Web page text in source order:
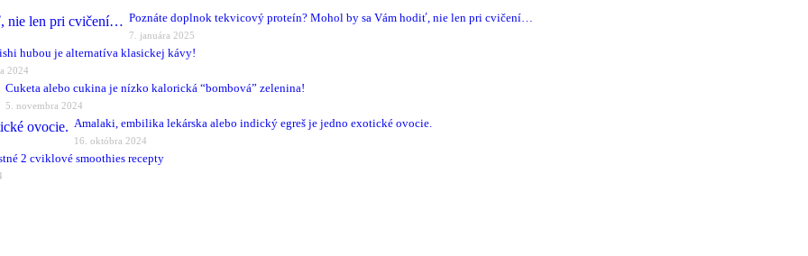
Poznáte doplnok tekvicový proteín? Mohol by sa Vám hodiť, nie len pri cvičení…
7. januára 2025
hubou je alternatíva klasickej kávy!
2024
Cuketa alebo cukina je nízko kalorická “bombová” zelenina!
5. novembra 2024
Amalaki, embilika lekárska alebo indický egreš je jedno exotické ovocie.
16. októbra 2024
2 cviklové smoothies recepty